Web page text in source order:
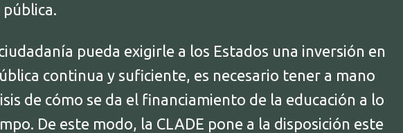
pública.
pueda exigirle a los Estados una inversión en
continua y suficiente, es necesario tener a mano
de cómo se da el financiamiento de la educación a lo
De este modo, la CLADE pone a la disposición este